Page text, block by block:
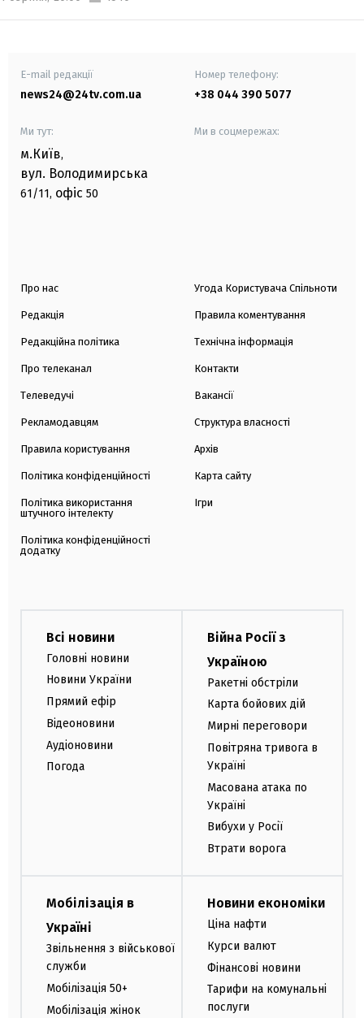
E-mail редакції
news24@24tv.com.ua
Номер телефону:
+38 044 390 5077
Ми тут:
м.Київ,
вул. Володимирська
61/11, офіс 50
Ми в соцмережах:
Про нас
Редакція
Редакційна політика
Про телеканал
Телеведучі
Рекламодавцям
Правила користування
Політика конфіденційності
Політика використання
штучного інтелекту
Політика конфіденційності
додатку
Угода Користувача Спільноти
Правила коментування
Технічна інформація
Контакти
Вакансії
Структура власності
Архів
Карта сайту
Ігри
Всі новини
Головні новини
Новини України
Прямий ефір
Відеоновини
Аудіоновини
Погода
Війна Росії з
Україною
Ракетні обстріли
Карта бойових дій
Мирні переговори
Повітряна тривога в
Україні
Масована атака по
Україні
Вибухи у Росії
Втрати ворога
Мобілізація в
Україні
Звільнення з військової
служби
Мобілізація 50+
Мобілізація жінок
Новини економіки
Ціна нафти
Курси валют
Фінансові новини
Тарифи на комунальні
послуги